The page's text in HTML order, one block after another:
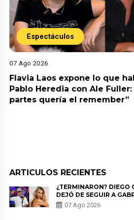
Espectáculos
07 Ago 2026
Flavia Laos expone lo que
Pablo Heredia con Ale Fuller:
partes quería el remember”
ARTICULOS RECIENTES
¿TERMINARON? DIEGO
DEJÓ DE SEGUIR A
HERRERA Y ANUNCIA SU
DE PÓDCAST
07 Ago 2026